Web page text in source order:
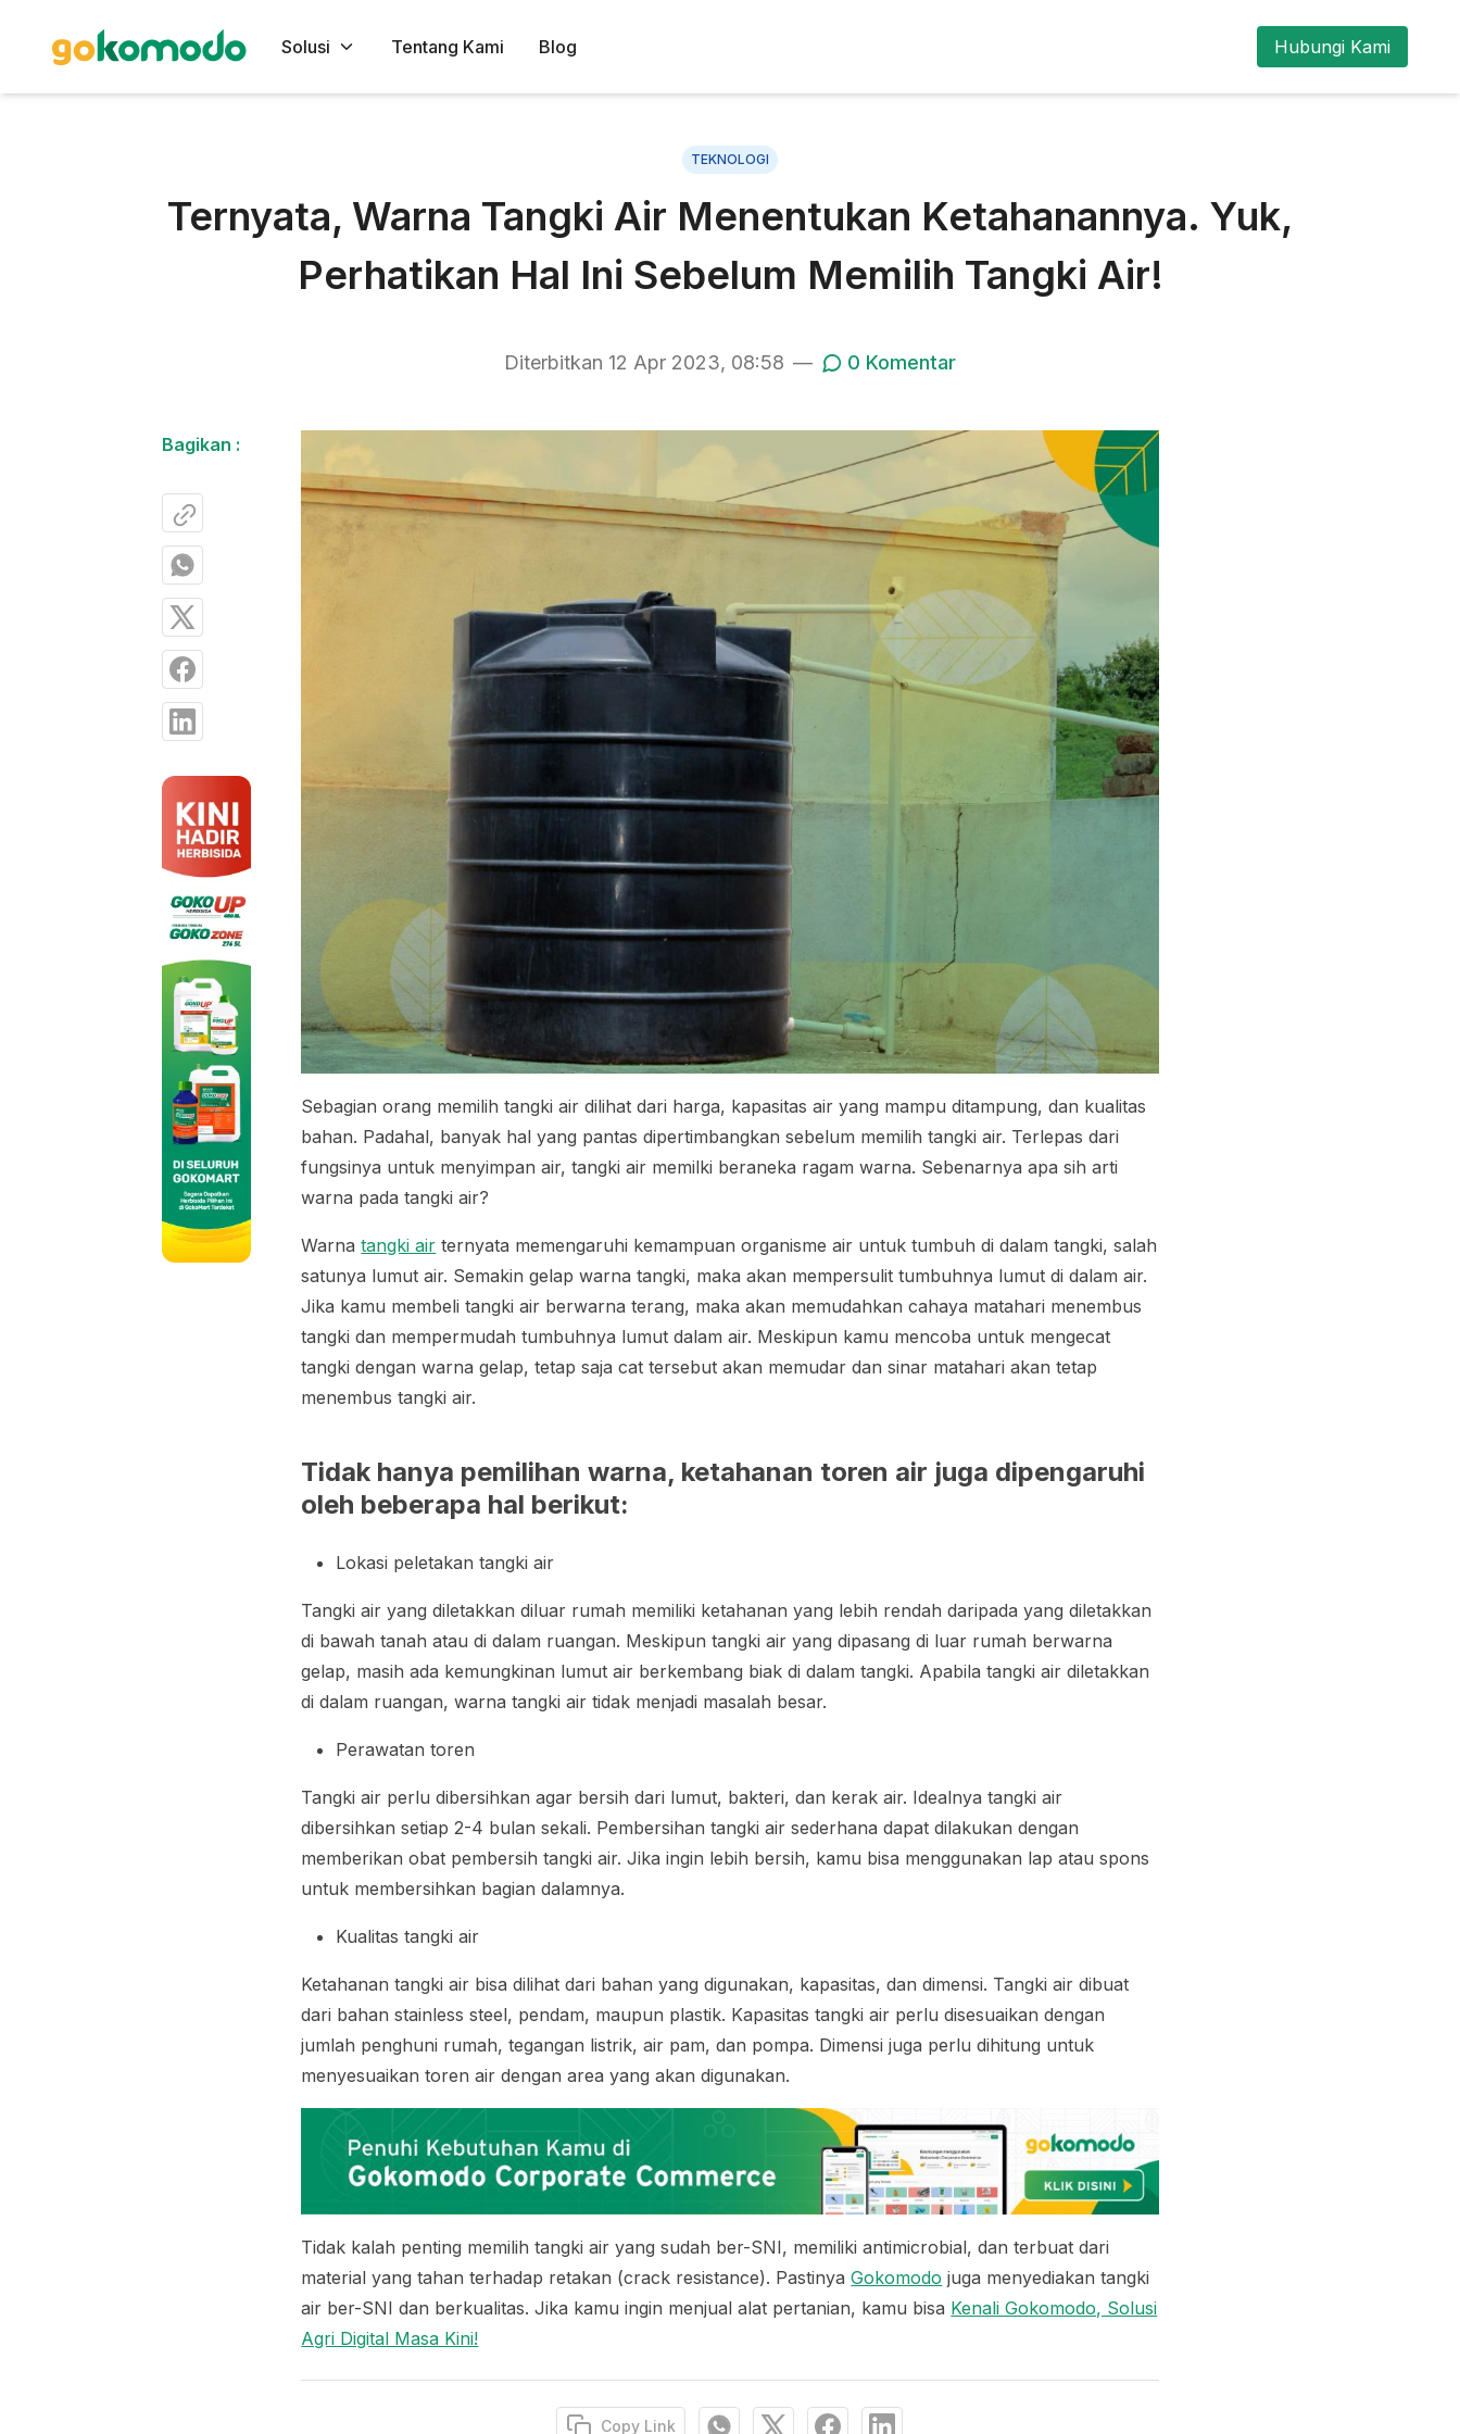
Solusi Tentang Kami Blog Hubungi Kami
TEKNOLOGI
Ternyata, Warna Tangki Air Menentukan Ketahanannya. Yuk,
Perhatikan Hal Ini Sebelum Memilih Tangki Air!
Diterbitkan 12 Apr 2023, 08:58 — 0 Komentar
Bagikan :
Sebagian orang memilih tangki air dilihat dari harga, kapasitas air yang mampu ditampung, dan kualitas
bahan. Padahal, banyak hal yang pantas dipertimbangkan sebelum memilih tangki air. Terlepas dari
fungsinya untuk menyimpan air, tangki air memilki beraneka ragam warna. Sebenarnya apasih arti
warna pada tangki air?
Warnatangki air ternyata memengaruhi kemampuan organisme air untuk tumbuh di dalam tangki, salah
satunya lumut air. Semakin gelap warna tangki, maka akan mempersulit tumbuhnya lumut di dalam air.
Jika kamu membeli tangki air berwarna terang, maka akan memudahkan cahaya matahari menembus
tangki dan mempermudah tumbuhnya lumut dalam air. Meskipun kamu mencoba untuk mengecat
tangki dengan warna gelap, tetap saja cat tersebut akan memudar dan sinar matahari akan tetap
menembus tangki air.
Tidak hanya pemilihan warna, ketahanan toren air juga dipengaruhi
oleh beberapa hal berikut:
Lokasi peletakan tangki air
Tangki air yang diletakkan diluar rumah memiliki ketahanan yang lebih rendah daripada yang diletakkan
di bawah tanah atau di dalam ruangan. Meskipun tangki air yang dipasang di luar rumah berwarna
gelap, masih ada kemungkinan lumut air berkembang biak di dalam tangki. Apabila tangki air diletakkan
di dalam ruangan, warna tangki air tidak menjadi masalah besar.
Perawatan toren
Tangki air perlu dibersihkan agar bersih dari lumut, bakteri, dan kerak air. Idealnya tangki air
dibersihkan setiap 2-4 bulan sekali. Pembersihan tangki air sederhana dapat dilakukan dengan
memberikan obat pembersih tangki air. Jika ingin lebih bersih, kamu bisa menggunakan lap atau spons
untuk membersihkan bagian dalamnya.
Kualitas tangki air
Ketahanan tangki air bisa dilihat dari bahan yang digunakan, kapasitas, dan dimensi. Tangki air dibuat
dari bahanstainless steel, pendam, maupun plastik. Kapasitas tangki air perlu disesuaikan dengan
jumlah penghuni rumah, tegangan listrik, air pam, dan pompa. Dimensi juga perlu dihitung untuk
menyesuaikan toren air dengan area yang akan digunakan.
Tidak kalah penting memilih tangki air yang sudah ber-SNI, memilikiantimicrobial, dan terbuat dari
material yang tahan terhadap retakan (crack resistance). PastinyaGokomodo juga menyediakan tangki
air ber-SNI dan berkualitas. Jika kamu ingin menjual alat pertanian, kamu bisa Kenali Gokomodo, Solusi
Agri Digital Masa Kini!
Copy Link